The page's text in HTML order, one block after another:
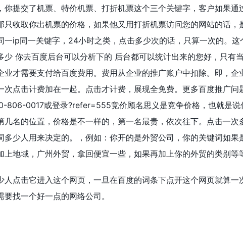
你提交了机票、特价机票、打折机票这个三个关键字，客户如果通
只收取你出机票的价格，如果他又用打折机票访问您的网站的话，
一ip同一关键字，24小时之类，点击多少次的话，只算一次的。这
少 你去百度后台可以分析下的 后台都可以统计出来的您好，只有
业才需要支付给百度费用。费用从企业的推广账户中扣除。即，企
次点击计费加在一起。点击才计费，展现全免费。更多百度推广问
806-0017或登录?refer=555竞价顾名思义是竞争价格，也就是说
几名的位置，价格是不一样的，第一名最贵，依次往下。点击一次
多少人用来决定的。，例如：你开的是外贸公司，你的关键词如果
上地域，广州外贸，拿回便宜一些，如果再加上你的外贸的类别等
人点击它进入这个网页，一旦在百度的词条下点开这个网页就算一
找一个好一点的网络公司。